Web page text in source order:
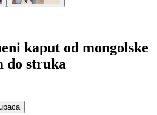
kaput od mongolske
do struka